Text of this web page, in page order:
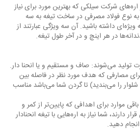
شرکت سیلکی که بهترین مورد برای نیاز
به نوع فولاد مصرفی در ساخت تیغه به سه
داشته باشید. آن سه ویژگی عبارتند از
در هر اینچ و در آخر طول تیغه.
تولید می‌شوند: صاف و مستقیم و یا انحنا دار.
مصارفی که هدف مورد نظر در فاصله بین
را می‌بندید) تا گردن شما می‌باشد مناسب
موارد برای اهدافی که پایین‌تر از کمر و
دارند، شما نیاز به اره‌هایی با تیغه انحنادار
دهید.